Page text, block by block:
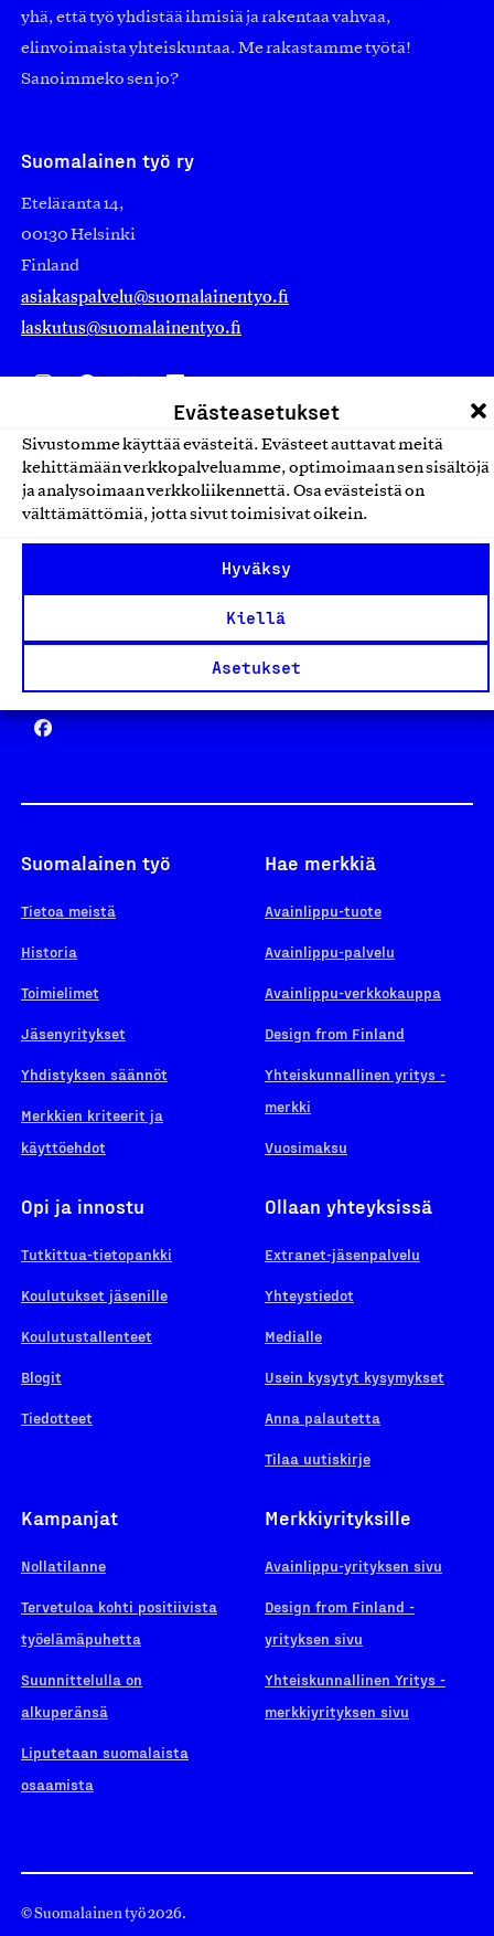
Evästeasetukset
Sivustomme käyttää evästeitä. Evästeet auttavat meitä
kehittämään verkkopalveluamme, optimoimaan sen sisältöjä
ja analysoimaan verkkoliikennettä. Osa evästeistä on
välttämättömiä, jotta sivut toimisivat oikein.
Hyväksy
Kiellä
Asetukset
yhä, että työ yhdistää ihmisiä ja rakentaa vahvaa,
elinvoimaista yhteiskuntaa. Me rakastamme työtä!
Sanoimmeko sen jo?
Suomalainen työ ry
Eteläranta 14,
00130 Helsinki
Finland
asiakaspalvelu@suomalainentyo.fi
laskutus@suomalainentyo.fi
Avainlippu
Yhteiskunnallinen Yritys -merkki
Suomalainen työ
Tietoa meistä
Historia
Toimielimet
Jäsenyritykset
Yhdistyksen säännöt
Merkkien kriteerit ja
käyttöehdot
Hae merkkiä
Avainlippu-tuote
Avainlippu-palvelu
Avainlippu-verkkokauppa
Design from Finland
Yhteiskunnallinen yritys -
merkki
Vuosimaksu
Opi ja innostu
Tutkittua-tietopankki
Koulutukset jäsenille
Koulutustallenteet
Blogit
Tiedotteet
Ollaan yhteyksissä
Extranet-jäsenpalvelu
Yhteystiedot
Medialle
Usein kysytyt kysymykset
Anna palautetta
Tilaa uutiskirje
Kampanjat
Nollatilanne
Tervetuloa kohti positiivista
työelämäpuhetta
Suunnittelulla on
alkuperänsä
Liputetaan suomalaista
osaamista
Merkkiyrityksille
Avainlippu-yrityksen sivu
Design from Finland -
yrityksen sivu
Yhteiskunnallinen Yritys -
merkkiyrityksen sivu
© Suomalainen työ 2026.